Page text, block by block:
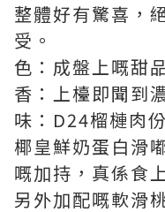
整體好有驚喜
受。
色：成盤上嘅甜
香：上檯即聞到
味：D24榴槤肉
椰皇鮮奶蛋白滑
嘅加持，真係食
另外加配嘅軟滑